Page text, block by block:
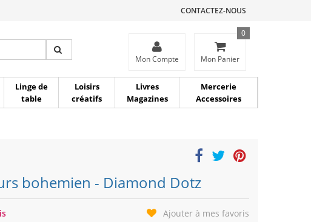
CONTACTEZ-NOUS
Mon Compte Mon Panier
0
Linge de
table
Loisirs
créatifs
Livres
Magazines
Mercerie
Accessoires
bohemien - Diamond Dotz
Ajouter à mes favoris